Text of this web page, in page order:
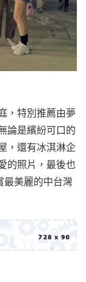
，特別推薦由夢
論是繽紛可口的
，還有冰淇淋企
的照片，最後也
最美麗的中台灣